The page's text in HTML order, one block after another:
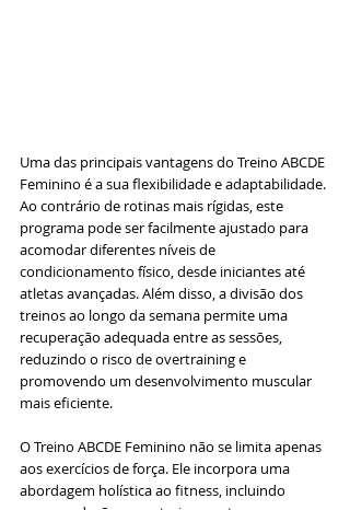
Uma das principais vantagens do Treino ABCDE
Feminino é a sua flexibilidade e adaptabilidade.
Ao contrário de rotinas mais rígidas, este
programa pode ser facilmente ajustado para
acomodar diferentes níveis de
condicionamento físico, desde iniciantes até
atletas avançadas. Além disso, a divisão dos
treinos ao longo da semana permite uma
recuperação adequada entre as sessões,
reduzindo o risco de overtraining e
promovendo um desenvolvimento muscular
mais eficiente.
O Treino ABCDE Feminino não se limita apenas
aos exercícios de força. Ele incorpora uma
abordagem holística ao fitness, incluindo